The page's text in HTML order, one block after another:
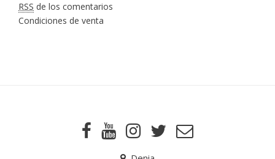
RSS de los comentarios
Condiciones de venta